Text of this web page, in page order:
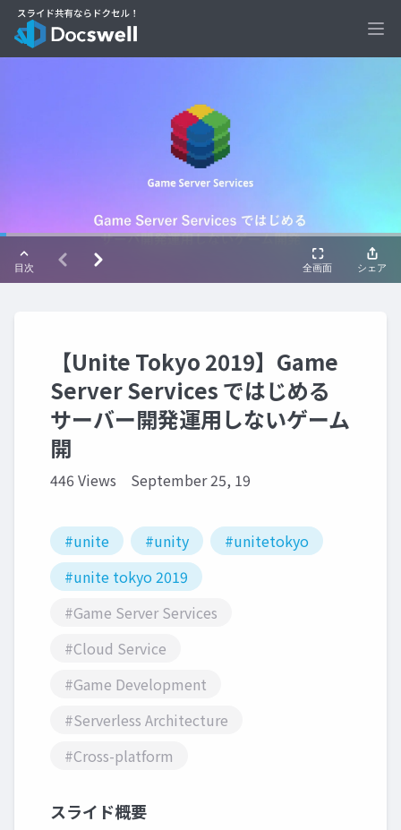
【Unite Tokyo 2019】Game
Server Services ではじめる
サーバー開発運用しないゲーム
開
446 Views September 25, 19
#unite #unity
#unitetokyo
#unite tokyo 2019
#Game Server Services
#Cloud Service
#Game Development
#Serverless Architecture
#Cross-platform
スライド概要